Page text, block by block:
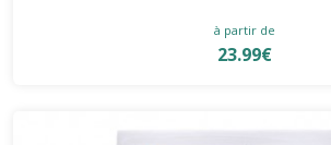
à partir de
23.99€